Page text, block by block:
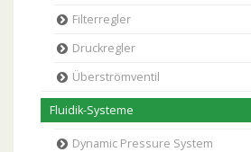
Filterregler
Druckregler
Überströmventil
Fluidik-Systeme
Dynamic Pressure System